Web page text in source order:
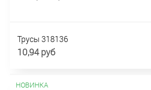
Трусы 318136
10,94 руб
НОВИНКА